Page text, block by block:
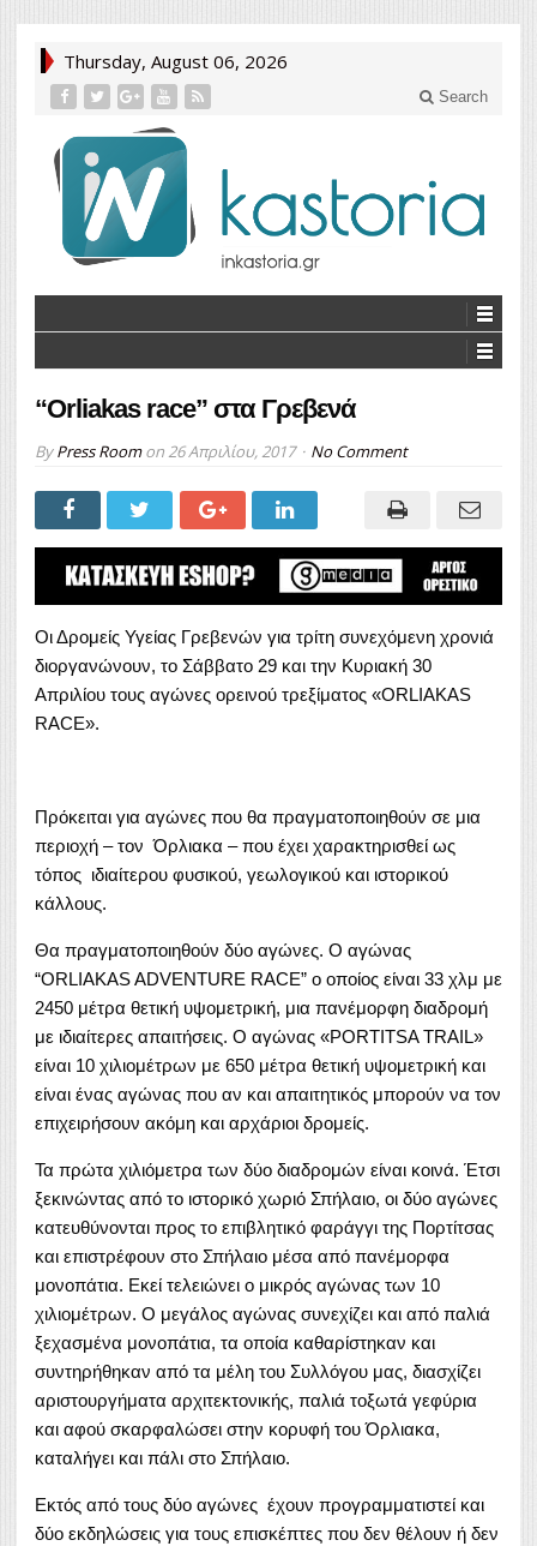
Thursday, August 06, 2026
Search
“Orliakas race” στα Γρεβενά
ByPress Roomon 26 Απριλίου, 2017 No Comment
Οι Δρομείς Υγείας Γρεβενών για τρίτη συνεχόμενη χρονιά
διοργανώνουν, το Σάββατο 29 και την Κυριακή 30
Απριλίου τους αγώνες ορεινού τρεξίματος «ORLIAKAS
RACE».
Πρόκειται για αγώνες που θα πραγματοποιηθούν σε μια
περιοχή – τον Όρλιακα – που έχει χαρακτηρισθεί ως
τόπος ιδιαίτερου φυσικού, γεωλογικού και ιστορικού
κάλλους.
Θα πραγματοποιηθούν δύο αγώνες. Ο αγώνας
“ORLIAKAS ADVENTURE RACE” ο οποίος είναι 33 χλμ με
2450 μέτρα θετική υψομετρική, μια πανέμορφη διαδρομή
με ιδιαίτερες απαιτήσεις. Ο αγώνας «PORTITSA TRAIL»
είναι 10 χιλιομέτρων με 650 μέτρα θετική υψομετρική και
είναι ένας αγώνας που αν και απαιτητικός μπορούν να τον
επιχειρήσουν ακόμη και αρχάριοι δρομείς.
Τα πρώτα χιλιόμετρα των δύο διαδρομών είναι κοινά. Έτσι
ξεκινώντας από το ιστορικό χωριό Σπήλαιο, οι δύο αγώνες
κατευθύνονται προς το επιβλητικό φαράγγι της Πορτίτσας
και επιστρέφουν στο Σπήλαιο μέσα από πανέμορφα
μονοπάτια. Εκεί τελειώνει ο μικρός αγώνας των 10
χιλιομέτρων. Ο μεγάλος αγώνας συνεχίζει και από παλιά
ξεχασμένα μονοπάτια, τα οποία καθαρίστηκαν και
συντηρήθηκαν από τα μέλη του Συλλόγου μας, διασχίζει
αριστουργήματα αρχιτεκτονικής, παλιά τοξωτά γεφύρια
και αφού σκαρφαλώσει στην κορυφή του Όρλιακα,
καταλήγει και πάλι στο Σπήλαιο.
Εκτός από τους δύο αγώνες έχουν προγραμματιστεί και
δύο εκδηλώσεις για τους επισκέπτες που δεν θέλουν ή δεν